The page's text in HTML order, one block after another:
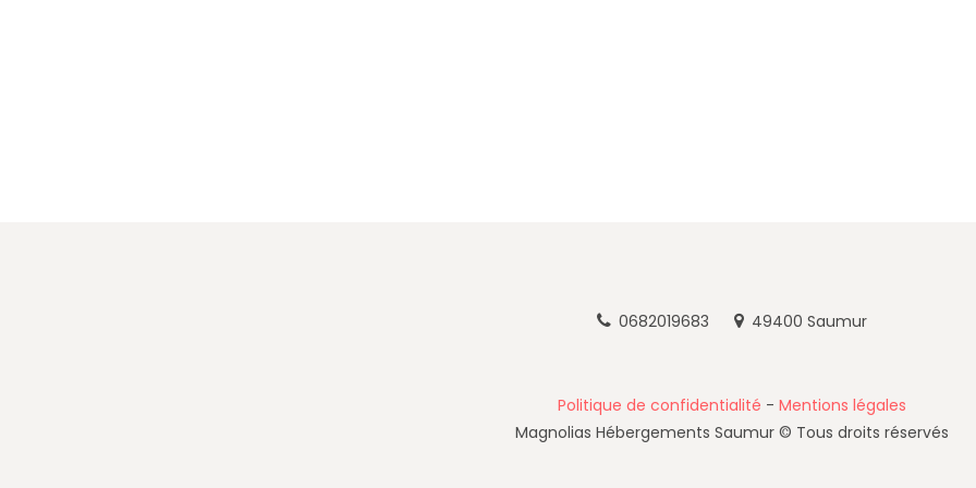
0682019683 49400 Saumur
Politique de confidentialité - Mentions légales
Magnolias Hébergements Saumur © Tous droits réservés